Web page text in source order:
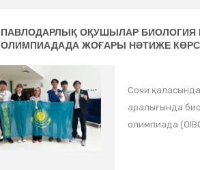
ПАВЛОДАРЛЫҚ ОҚУШЫЛАР
ОЛИМПИАДАДА ЖОҒАРЫ НӘТИЖЕ
Сочи
аралығында
олимпиада